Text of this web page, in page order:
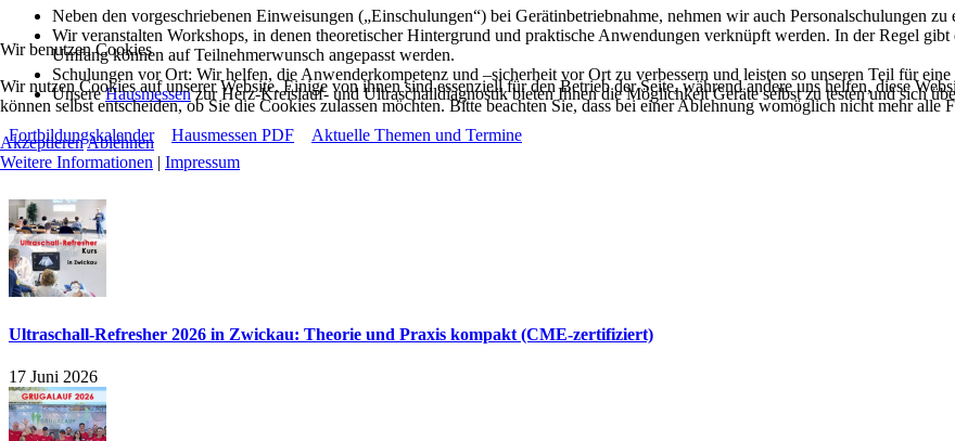
Neben den vorgeschriebenen Einweisungen („Einschulungen“) bei Gerätinbetriebnahme, nehmen wir auch Personalschulungen zu
Wir veranstalten Workshops, in denen theoretischer Hintergrund und praktische Anwendungen verknüpft werden. In der Regel
Umfang können auf Teilnehmerwunsch angepasst werden.
Schulungen vor Ort: Wir helfen, die Anwenderkompetenz und –sicherheit vor Ort zu verbessern und leisten so unseren Teil für eine
UnsereHausmessenzur Herz-Kreislauf- und Ultraschalldiagnostik bieten Ihnen die Möglichkeit Geräte selbst zu testen und sich
Fortbildungskalender Hausmessen PDF Aktuelle Themen und Termine
Ultraschall-Refresher 2026 in Zwickau: Theorie und Praxis kompakt (CME-zertifiziert)
17 Juni 2026
Wir benutzen Cookies
Wir nutzen Cookies auf unserer Website. Einige von ihnen sind essenziell für den Betrieb der Seite, während andere uns helfen, diese
können selbst entscheiden, ob Sie die Cookies zulassen möchten. Bitte beachten Sie, dass bei einer Ablehnung womöglich nicht mehr alle
AkzeptierenAblehnen
Weitere Informationen | Impressum